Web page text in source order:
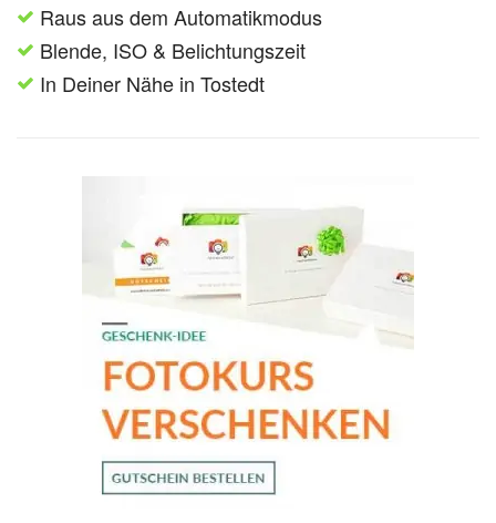
Raus aus dem Automatikmodus
Blende, ISO & Belichtungszeit
In Deiner Nähe in Tostedt